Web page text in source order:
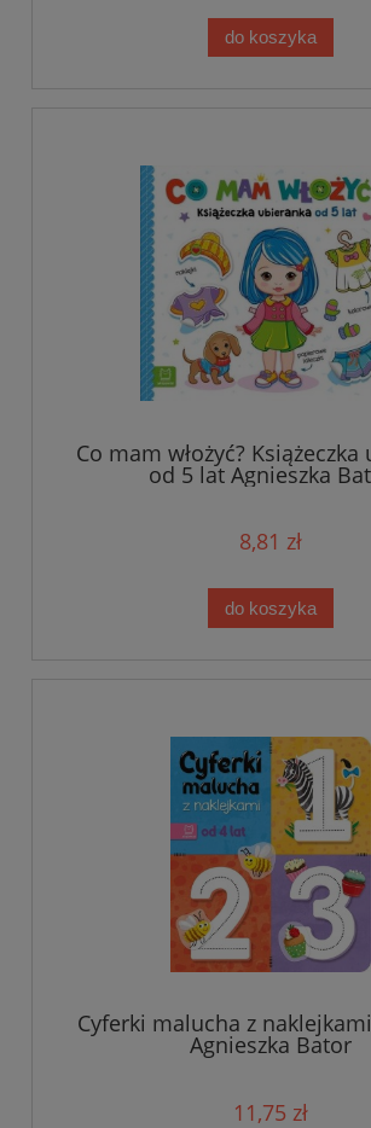
do koszyka
Co mam włożyć?
od 5 lat Agnieszka
8,81 zł
do koszyka
Cyferki malucha z
Agnieszka Bator
11,75 zł